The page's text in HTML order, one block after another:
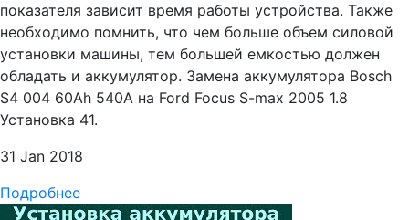
показателя зависит время работы устройства. Также
необходимо помнить, что чем больше объем силовой
установки машины, тем большей емкостью должен
обладать и аккумулятор. Замена аккумулятора Bosch
S4 004 60Ah 540A на Ford Focus S-max 2005 1.8
Установка 41.
31 Jan 2018
Подробнее